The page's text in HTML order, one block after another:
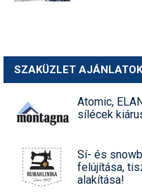
SZAKÜZLET AJÁNLATOK
Atomic,
sílécek
Sí- és
felújítása,
alakítása!